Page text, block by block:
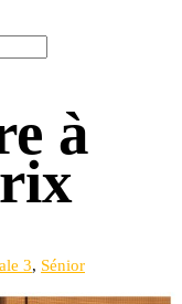
à
3, Sénior